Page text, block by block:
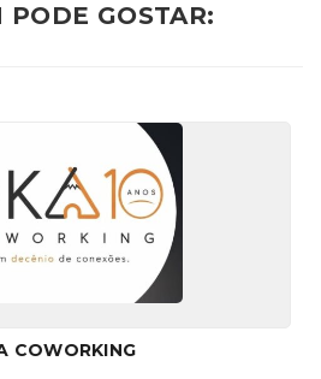
GOSTAR:
COWORKING